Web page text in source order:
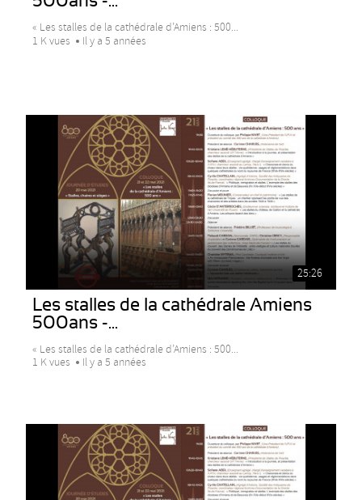
« Les stalles de la cathédrale d’Amiens : 500...
1 K vues
Il y a 5 années
25:26
Les stalles de la cathédrale Amiens
500ans -...
« Les stalles de la cathédrale d’Amiens : 500...
1 K vues
Il y a 5 années